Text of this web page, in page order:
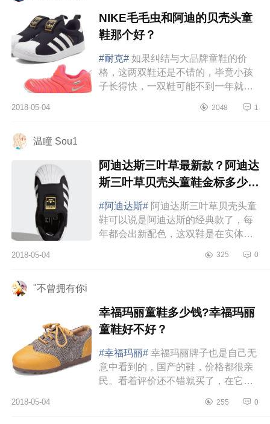
NIKE毛毛虫和阿迪的贝壳头童
鞋那个好？
#耐克# 如果纠结与大品牌童鞋的价
格，这两双鞋还是不错的，毕竟小孩
子长得快，一双鞋可能不到一年就不
够性价比了。有些时候完全可以尝...
2018-05-04 2048 1
温瞳 Sou1ゝ
阿迪达斯三叶草最新款？阿迪达
斯三叶草贝壳头童鞋金标多少
钱？
#阿迪达斯# 阿迪达斯三叶草贝壳头童
鞋可以说是阿迪达斯的经典款了，每
年都会出新配色，这双鞋是在实体店
215元买到的，唯一的遗憾就是当时
2018-05-04 325 0
"不曾拥有你i
幸福玛丽童鞋多少钱?幸福玛丽
童鞋好不好？
#幸福玛丽# 幸福玛丽牌子也是自己无
意中看到的，国产的鞋，价格都很亲
民。看着评价还不错就买了，在它家
还不会走的时候出门总不能广角出
2018-05-04 255 0